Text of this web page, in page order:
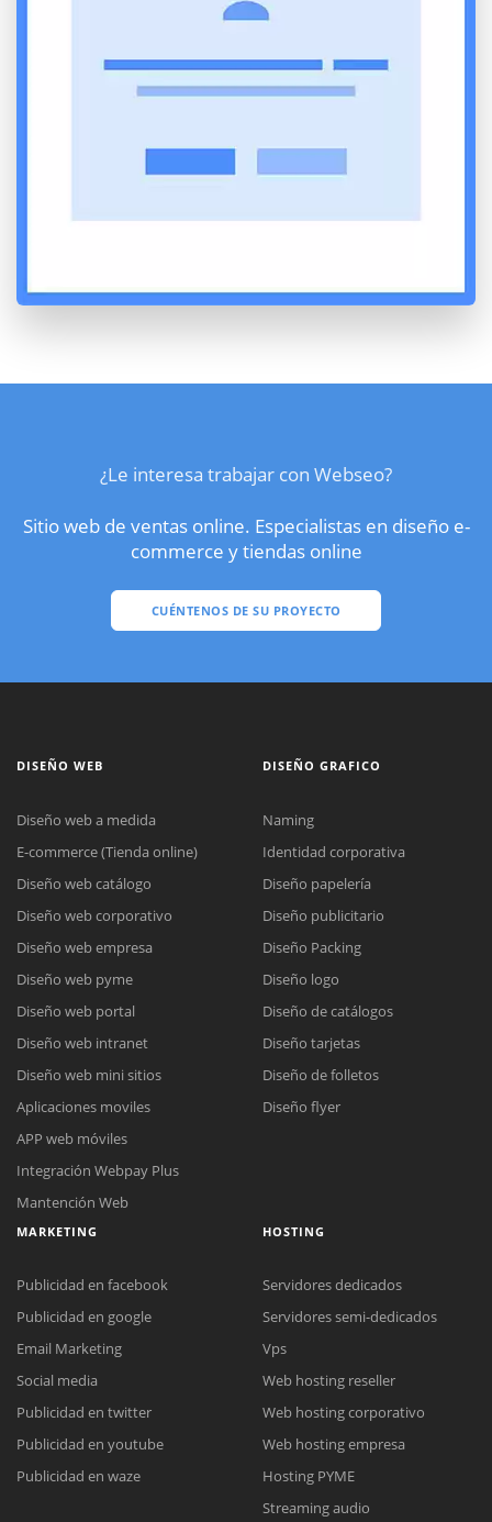
¿Le interesa trabajar con Webseo?
Sitio web de ventas online. Especialistas en diseño e-
commerce y tiendas online
CUÉNTENOS DE SU PROYECTO
Reunión online
Meet para la reunión online.
Cotización
Chat Online
Todos nuestros ejecutivos están fuera de línea. Complete el formulario
DISEÑO WEB
Diseño web a medida
E-commerce (Tienda online)
Diseño web catálogo
Diseño web corporativo
Diseño web empresa
Diseño web pyme
Diseño web portal
Diseño web intranet
Diseño web mini sitios
Aplicaciones moviles
APP web móviles
Integración Webpay Plus
Mantención Web
DISEÑO GRAFICO
Naming
Identidad corporativa
Diseño papelería
Diseño publicitario
Diseño Packing
Diseño logo
Diseño de catálogos
Diseño tarjetas
Diseño de folletos
Diseño flyer
MARKETING
Publicidad en facebook
Publicidad en google
Email Marketing
Social media
Publicidad en twitter
Publicidad en youtube
Publicidad en waze
HOSTING
Servidores dedicados
Servidores semi-dedicados
Vps
Web hosting reseller
Web hosting corporativo
Web hosting empresa
Hosting PYME
Streaming audio